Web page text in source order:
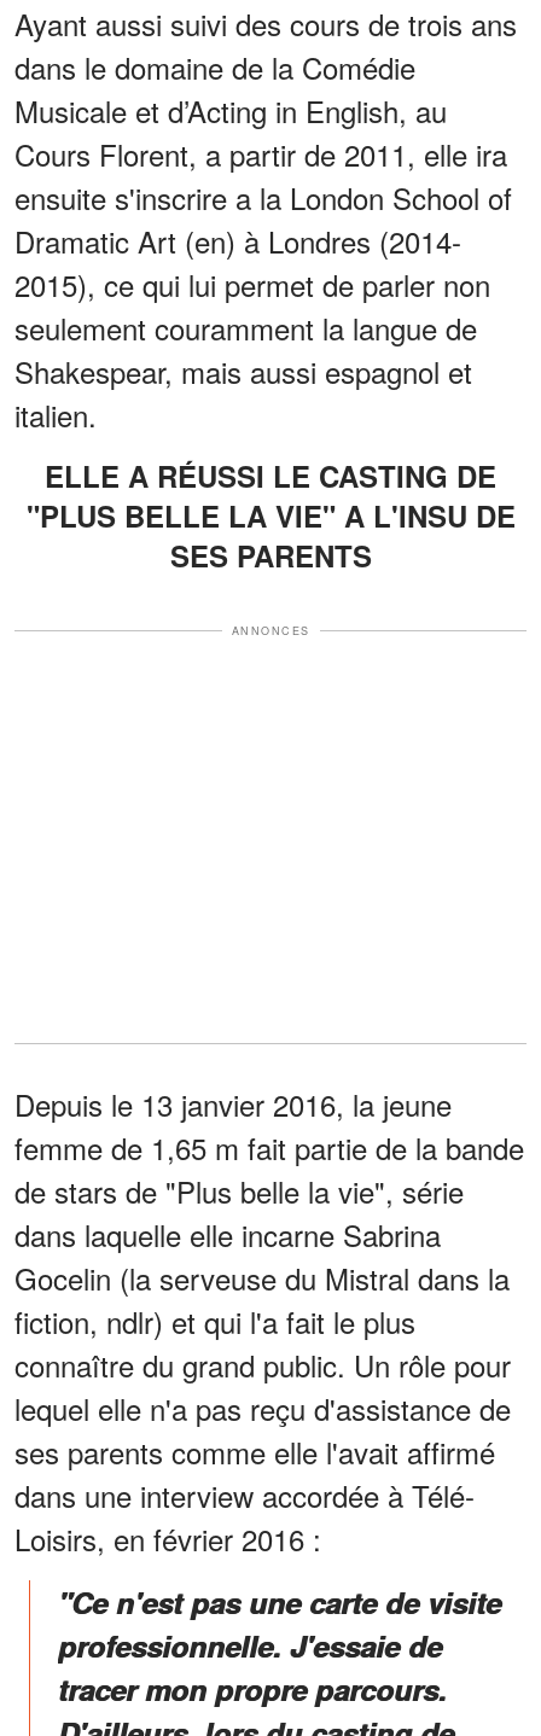
Ayant aussi suivi des cours de trois ans
dans le domaine de la Comédie
Musicale et d’Acting in English, au
Cours Florent, a partir de 2011, elle ira
ensuite s'inscrire a la London School of
Dramatic Art (en) à Londres (2014-
2015), ce qui lui permet de parler non
seulement couramment la langue de
Shakespear, mais aussi espagnol et
italien.
ELLE A RÉUSSI LE CASTING DE
"PLUS BELLE LA VIE" A L'INSU DE
SES PARENTS
ANNONCES
Depuis le 13 janvier 2016, la jeune
femme de 1,65 m fait partie de la bande
de stars de "Plus belle la vie", série
dans laquelle elle incarne Sabrina
Gocelin (la serveuse du Mistral dans la
fiction, ndlr) et qui l'a fait le plus
connaître du grand public. Un rôle pour
lequel elle n'a pas reçu d'assistance de
ses parents comme elle l'avait affirmé
dans une interview accordée à Télé-
Loisirs, en février 2016 :
"Ce n'est pas une carte de visite
profes­sion­nelle. J'es­saie de
tracer mon propre parcours.